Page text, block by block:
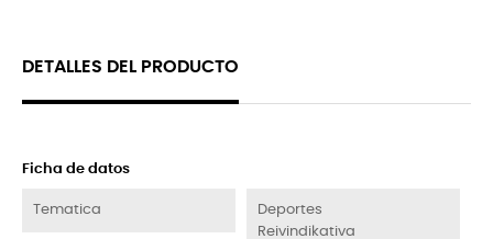
DETALLES DEL PRODUCTO
Ficha de datos
Tematica
Deportes
Reivindikativa